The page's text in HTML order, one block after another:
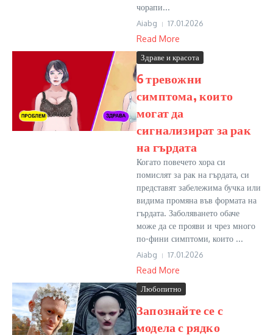
чорапи...
Aiabg 17.01.2026
Read More
Здраве и красота
6 тревожни
симптома, които
могат да
сигнализират за рак
на гърдата
Когато повечето хора си
помислят за рак на гърдата, си
представят забележима бучка или
видима промяна във формата на
гърдата. Заболяването обаче
може да се прояви и чрез много
по-фини симптоми, които ...
Aiabg 17.01.2026
Read More
Любопитно
Запознайте се с
модела с рядко